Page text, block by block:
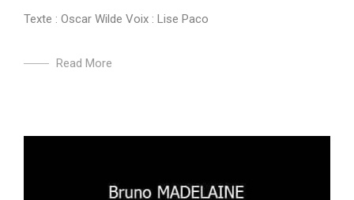
Texte : Oscar Wilde Voix : Lise Paco
Read More